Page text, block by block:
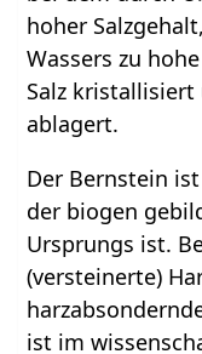
hoher
Wassers zu
Salz
ablagert.
Der Bernstein
der biogen
Ursprungs ist.
(versteinerte)
ist im